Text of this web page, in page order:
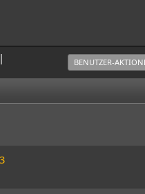
| BENUTZER-